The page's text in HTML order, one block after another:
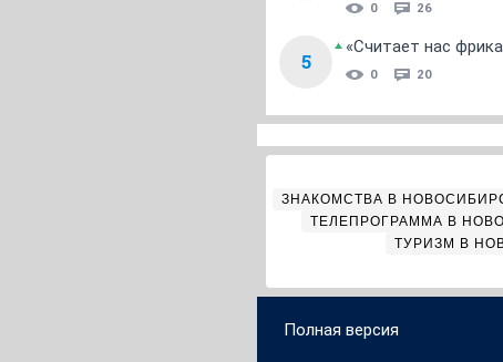
0 26
5
«Считает нас
0 20
ЗНАКОМСТВА В
ТЕЛЕПРОГРАММА В
ТУРИЗМ В
Полная версия